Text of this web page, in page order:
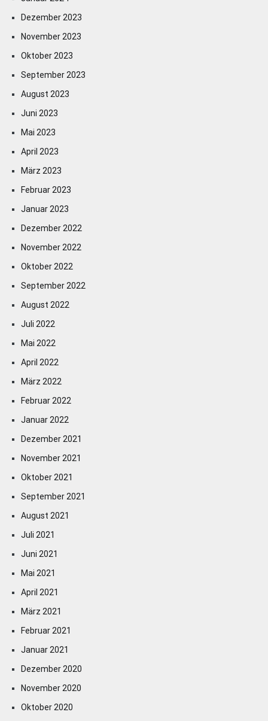
Dezember 2023
November 2023
Oktober 2023
September 2023
August 2023
Juni 2023
Mai 2023
April 2023
März 2023
Februar 2023
Januar 2023
Dezember 2022
November 2022
Oktober 2022
September 2022
August 2022
Juli 2022
Mai 2022
April 2022
März 2022
Februar 2022
Januar 2022
Dezember 2021
November 2021
Oktober 2021
September 2021
August 2021
Juli 2021
Juni 2021
Mai 2021
April 2021
März 2021
Februar 2021
Januar 2021
Dezember 2020
November 2020
Oktober 2020